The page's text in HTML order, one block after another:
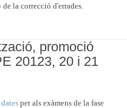
de la correcció d'errades.
promoció
20123, 20 i 21
per als exàmens de la fase